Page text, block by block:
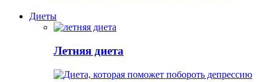
Диеты
Летняя диета